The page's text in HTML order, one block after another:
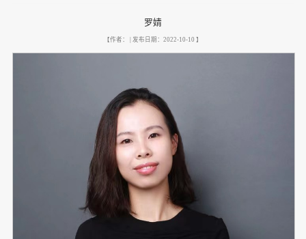
罗婧
【作者： | 发布日期：2022-10-10 】